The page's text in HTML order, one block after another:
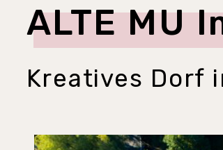
ALTE MU
Kreatives Dorf